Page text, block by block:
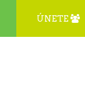
ÚNETE